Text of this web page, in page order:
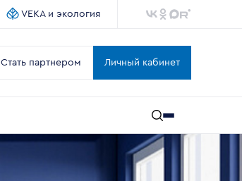
VEKA и экология
Стать партнером Личный кабинет